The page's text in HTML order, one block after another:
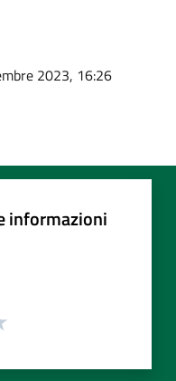
2023, 16:26
informazioni